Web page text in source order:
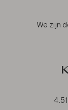
We zijn
4.51